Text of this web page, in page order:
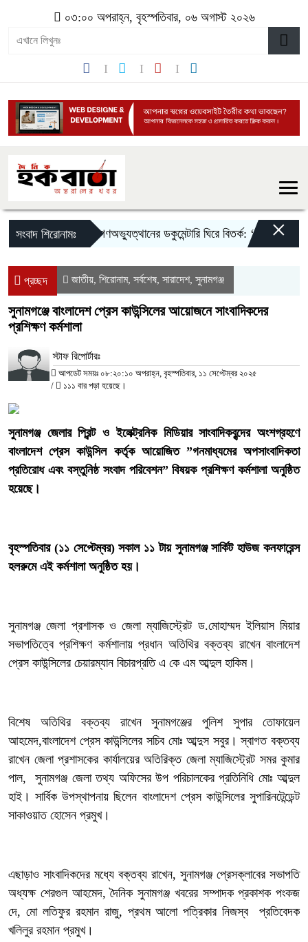
০৩:০০ অপরাহ্ন, বৃহস্পতিবার, ০৬ অগাস্ট ২০২৬
সংবাদ শিরোনামঃ‎জুলাই গণঅভ্যুত্থানের ডকুমেন্টারি ঘিরে বিতর্ক: ‘এক দফার×
প্রচ্ছদ জাতীয়, শিরোনাম, সর্বশেষ, সারাদেশ, সুনামগঞ্জ
সুনামগঞ্জে বাংলাদেশ প্রেস কাউন্সিলের আয়োজনে সাংবাদিকদের
প্রশিক্ষণ কর্মশালা
স্টাফ রিপোর্টারঃ
আপডেট সময়ঃ ০৮:২০:১০ অপরাহ্ন, বৃহস্পতিবার, ১১ সেপ্টেম্বর ২০২৫
/
১১১ বার পড়া হয়েছে।
‎সুনামগঞ্জ জেলার প্রিন্ট ও ইলেক্ট্রনিক মিডিয়ার সাংবাদিকবৃন্দের অংশগ্রহণে
বাংলাদেশ প্রেস কাউন্সিল কর্তৃক আয়োজিত ”গনমাধ্যমের অপসাংবাদিকতা
প্রতিরোধ এবং বস্তুনিষ্ঠ সংবাদ পরিবেশন” বিষয়ক প্রশিক্ষণ কর্মশালা অনুষ্ঠিত
হয়েছে।
‎বৃহস্পতিবার (১১ সেপ্টেম্বর) সকাল ১১ টায় সুনামগঞ্জ সার্কিট হাউজ কনফারেন্স
হলরুমে এই কর্মশালা অনুষ্ঠিত হয়।
‎সুনামগঞ্জ জেলা প্রশাসক ও জেলা ম্যাজিস্ট্রেট ড.মোহাম্মদ ইলিয়াস মিয়ার
সভাপতিত্বে প্রশিক্ষণ কর্মশালায় প্রধান অতিথির বক্তব্য রাখেন বাংলাদেশ
প্রেস কাউন্সিলের চেয়ারম্যান বিচারপ্রতি এ কে এম আব্দুল হাকিম।
‎বিশেষ অতিথির বক্তব্য রাখেন সুনামগঞ্জের পুলিশ সুপার তোফায়েল
আহমেদ,বাংলাদেশ প্রেস কাউন্সিলের সচিব মোঃ আব্দুস সবুর। স্বাগত বক্তব্য
রাখেন জেলা প্রশাসকের কার্যালয়ের অতিরিক্ত জেলা ম্যাজিস্ট্রেট সমর কুমার
পাল, সুনামগঞ্জ জেলা তথ্য অফিসের উপ পরিচালকের প্রতিনিধি মোঃ আব্দুল
হাই। সার্বিক উপস্থাপনায় ছিলেন বাংলাদেশ প্রেস কাউন্সিলের সুপারিনটেন্ডেন্ট
সাকাওয়াত হোসেন প্রমুখ।
‎এছাড়াও সাংবাদিকদের মধ্যে বক্তব্য রাখেন, সুনামগঞ্জ প্রেসক্লাবের সভাপতি
অধ্যক্ষ শেরগুল আহমেদ, দৈনিক সুনামগঞ্জ খবরের সম্পাদক প্রকাশক পংকজ
দে, মো লতিফুর রহমান রাজু, প্রথম আলো পত্রিকার নিজস্ব প্রতিবেদক
খলিলুর রহমান প্রমুখ।